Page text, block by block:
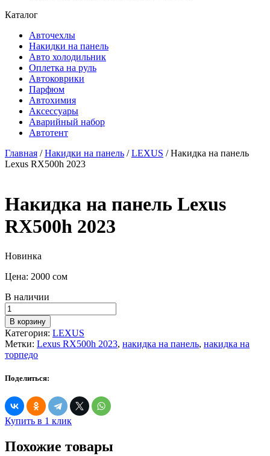
Каталог
Авточехлы
Накидки на панель
Авто холодильник
Оплетка на руль
Автоковрики
Парфюм
Автохимия
Аксессуары
Аварийный набор
Автотент
Главная /Накидки на панель /LEXUS / Накидка на панель
Lexus RX500h 2023
Накидка на панель Lexus
RX500h 2023
Новинка
Цена: 2000 сом
В наличии
Количество
товара
Накидка
на
панель
Lexus
2023
В корзину
Категория: LEXUS
Метки: Lexus RX500h 2023, накидка на панель, накидка на
торпедо
Поделиться:
Купить в 1 клик
Похожие товары